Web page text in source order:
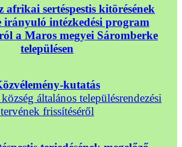
afrikai sertéspestis kitörésének
irányuló intézkedési program
a Maros megyei Sáromberke
településen
kutatás
általános településrendezési
tervének frissítéséről